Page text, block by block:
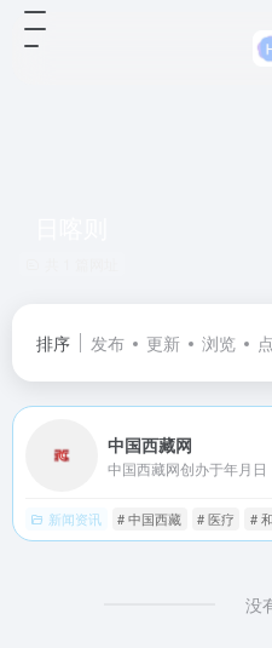
排序 发布 更新 浏览
中国西藏网
新闻资讯 # 中国西藏 # 医疗 #
没